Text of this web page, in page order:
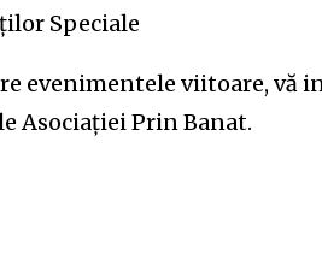
Speciale
evenimentele viitoare, vă
Asociației Prin Banat.